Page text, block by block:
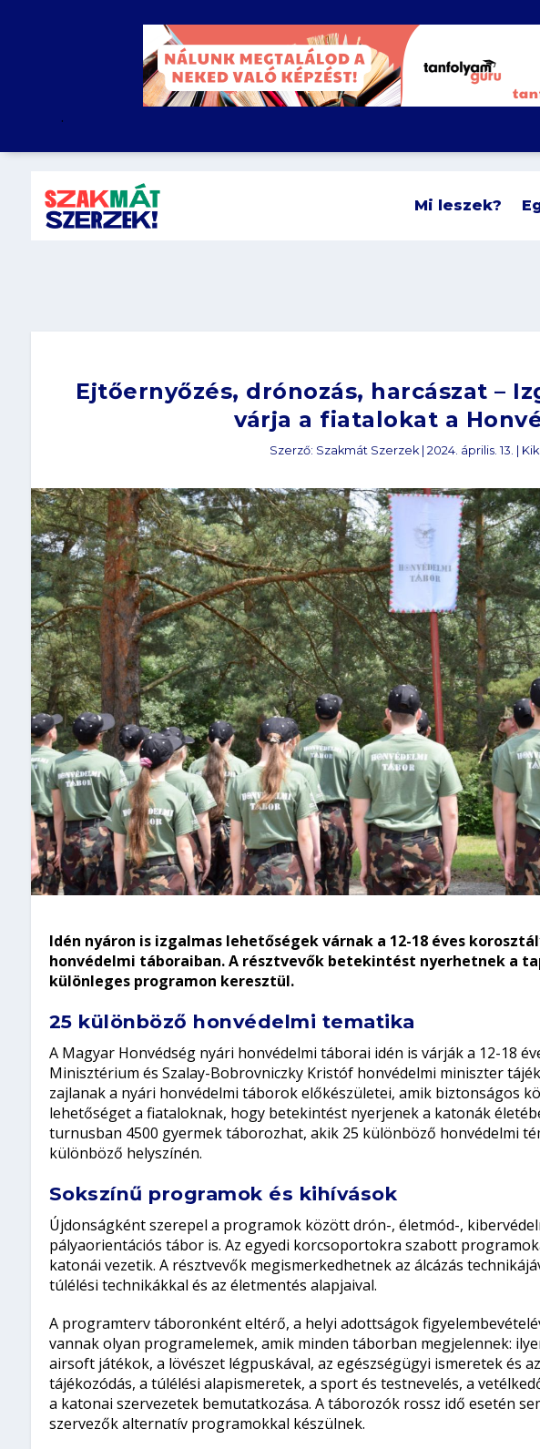
.
Mi leszek?
Ejtőernyőzés, drónozás, harcászat –
várja a fiatalokat a
Szerző: Szakmát Szerzek| 2024. április. 13.
Idén nyáron is izgalmas lehetőségek várnak a 12-18 éves
honvédelmi táboraiban. A résztvevők betekintést nyerhetnek a
különleges programon keresztül.
25 különböző honvédelmi tematika
A Magyar Honvédség nyári honvédelmi táborai idén is várják a 12-18
Minisztérium és Szalay-Bobrovniczky Kristóf honvédelmi miniszter
zajlanak a nyári honvédelmi táborok előkészületei, amik biztonságos
lehetőséget a fiataloknak, hogy betekintést nyerjenek a katonák
turnusban 4500 gyermek táborozhat, akik 25 különböző honvédelmi
különböző helyszínén.
Sokszínű programok és kihívások
Újdonságként szerepel a programok között drón-, életmód-,
pályaorientációs tábor is. Az egyedi korcsoportokra szabott
katonái vezetik. A résztvevők megismerkedhetnek az álcázás
túlélési technikákkal és az életmentés alapjaival.
A programterv táboronként eltérő, a helyi adottságok
vannak olyan programelemek, amik minden táborban megjelennek:
airsoft játékok, a lövészet légpuskával, az egészségügyi ismeretek és
tájékozódás, a túlélési alapismeretek, a sport és testnevelés, a
a katonai szervezetek bemutatkozása. A táborozók rossz idő esetén
szervezők alternatív programokkal készülnek.